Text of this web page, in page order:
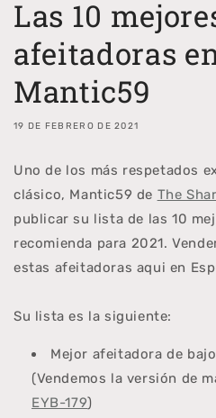
Las 10
afeitadoras
Mantic59
19 DE FEBRERO DE 2021
Uno de los más respetados
clásico, Mantic59 de The
publicar su lista de las 10
recomienda para 2021.
estas afeitadoras aqui en
Su lista es la siguiente:
Mejor afeitadora de
(Vendemos la versión de
EYB-179)